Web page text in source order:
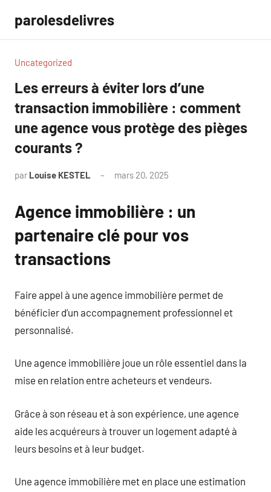
contenu
parolesdelivres
Uncategorized
Les erreurs à éviter lors d’une
transaction immobilière : comment
une agence vous protège des pièges
courants ?
par Louise KESTEL mars 20, 2025
Agence immobilière : un
partenaire clé pour vos
transactions
Faire appel à une agence immobilière permet de
bénéficier d’un accompagnement professionnel et
personnalisé.
Une agence immobilière joue un rôle essentiel dans la
mise en relation entre acheteurs et vendeurs.
Grâce à son réseau et à son expérience, une agence
aide les acquéreurs à trouver un logement adapté à
leurs besoins et à leur budget.
Une agence immobilière met en place une estimation